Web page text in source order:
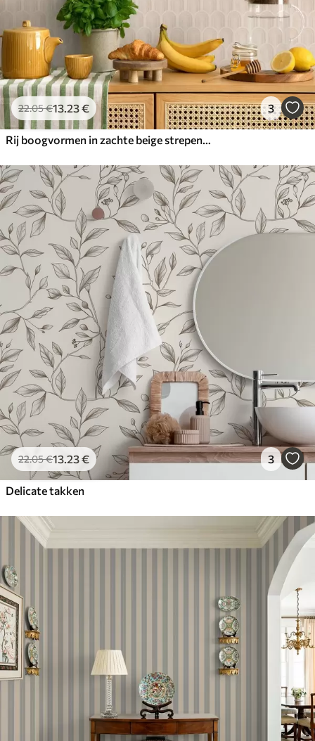
22.05€13.23€ 3
Rij boogvormen in zachte beige strepen, retro sfeer
22.05€13.23€ 3
Delicate takken